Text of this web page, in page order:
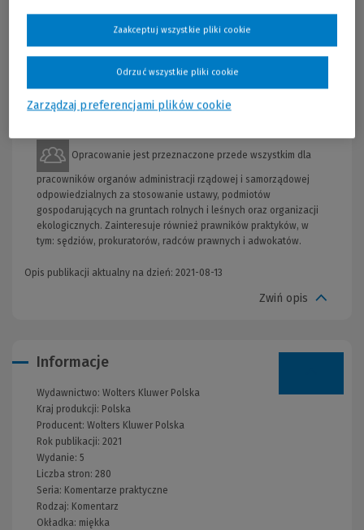
gdzie omówiono m.in.:
wyłączanie gruntów z produkcji,
należności i opłaty roczne,
zapobieganie degradacji i rekultywację gruntów.
Opracowanie jest przeznaczone przede wszystkim dla
pracowników organów administracji rządowej i samorządowej
odpowiedzialnych za stosowanie ustawy, podmiotów
gospodarujących na gruntach rolnych i leśnych oraz organizacji
ekologicznych. Zainteresuje również prawników praktyków, w
tym: sędziów, prokuratorów, radców prawnych i adwokatów.
Opis publikacji aktualny na dzień: 2021-08-13
Zwiń opis
Informacje
Wydawnictwo: Wolters Kluwer Polska
Kraj produkcji: Polska
Producent: Wolters Kluwer Polska
Rok publikacji: 2021
Wydanie: 5
Liczba stron: 280
Seria: Komentarze praktyczne
Rodzaj: Komentarz
Okładka: miękka
Zarządzaj preferencjami plików cookie
Odrzuć wszystkie pliki cookie
Zaakceptuj wszystkie pliki cookie